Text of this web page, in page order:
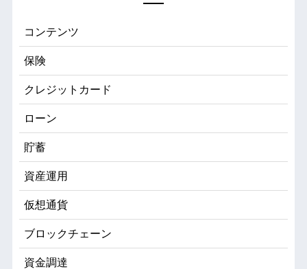
コンテンツ
保険
クレジットカード
ローン
貯蓄
資産運用
仮想通貨
ブロックチェーン
資金調達